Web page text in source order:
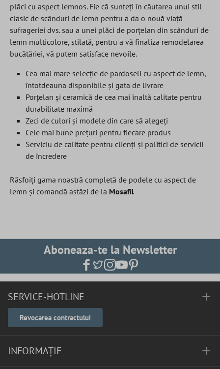
plăci cu aspect lemnos. Fie că sunteți în căutarea unui stil
clasic de scânduri de lemn pentru a da o nouă viață
sufrageriei dvs. sau a unei plăci de porțelan din scânduri de
lemn multicolore, stilată, pentru a vă finaliza remodelarea
bucătăriei, vă putem satisface nevoile.
Cea mai mare selecție de pardoseli cu aspect de lemn,
întotdeauna disponibile și gata de livrare
Porțelan și ceramică de cea mai înaltă calitate pentru
durabilitate maximă
Zeci de culori și modele din care să alegeți
Cele mai bune prețuri pentru fiecare produs
Serviciu de calitate pentru clienți și politici de servicii
de încredere
Răsfoiți gama noastră completă de podele cu aspect de
lemn și comandă astăzi de la Mosafil
Aboneaza-te la Newsletter
SERVICE-HOTLINE
Revocarea contractului
INFORMAȚIE